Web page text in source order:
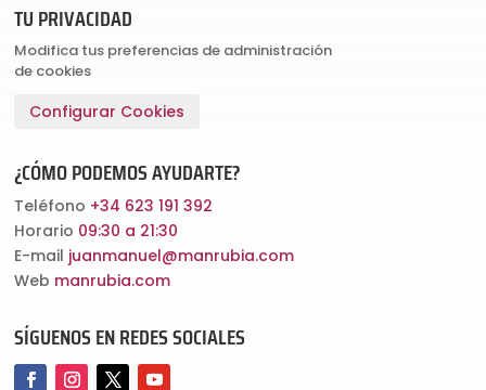
TU PRIVACIDAD
Modifica tus preferencias de administración
de cookies
Configurar Cookies
¿CÓMO PODEMOS AYUDARTE?
Teléfono +34 623 191 392
Horario 09:30 a 21:30
E-mail juanmanuel@manrubia.com
Web manrubia.com
SÍGUENOS EN REDES SOCIALES